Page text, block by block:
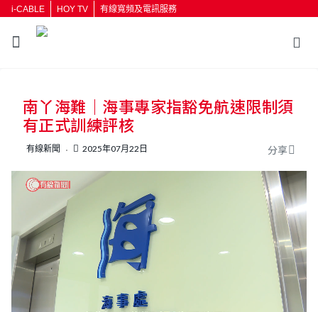
i-CABLE HOY TV 有線寬頻及電訊服務
按輸入鍵開始搜尋
南丫海難｜海事專家指豁免航速限制須
有正式訓練評核
有線新聞 2025年07月22日 分享